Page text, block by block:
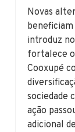
Novas
introduz
fortalece
Cooxupé
sociedade
ação
adicional